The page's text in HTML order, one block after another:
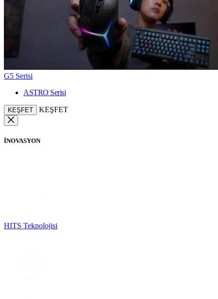
G5 Serisi
ASTRO Serisi
KEŞFET KEŞFET
İNOVASYON
HITS Teknolojisi